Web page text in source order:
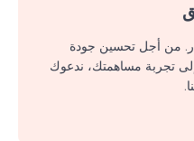
من أجل تحسين جودة
إلى تجربة مساهمتك، ندعوك